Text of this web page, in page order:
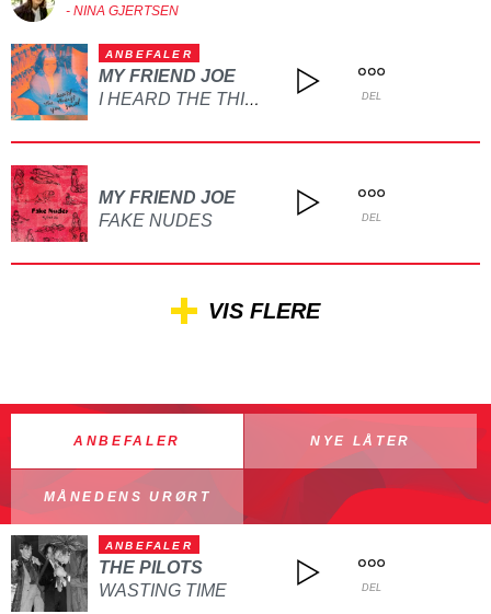
- NINA GJERTSEN
ANBEFALER
MY FRIEND JOE
I HEARD THE THINGS YOU SAID DEL
MY FRIEND JOE
FAKE NUDES
DEL
VIS FLERE
ANBEFALER NYE LÅTER
MÅNEDENS URØRT
ANBEFALER
THE PILOTS
WASTING TIME
DEL